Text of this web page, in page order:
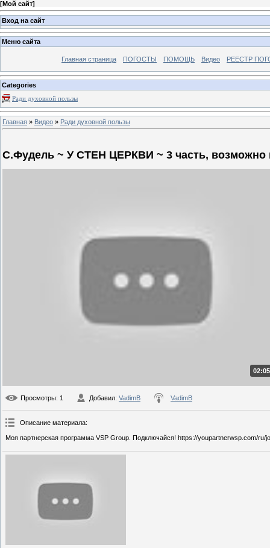
[Мой сайт]
Вход на сайт
Меню сайта
Главная страница ПОГОСТЫ ПОМОЩЬ Видео РЕЕСТР
Categories
Ради духовной пользы
Главная » Видео » Ради духовной пользы
С.Фудель ~ У СТЕН ЦЕРКВИ ~ 3 часть, возможно
Просмотры: 1 Добавил: VadimB VadimB
Описание материала:
Моя партнерская программа VSP Group. Подключайся! https://youpartnerwsp.com/ru/